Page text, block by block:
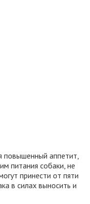
повышенный аппетит,
питания собаки, не
принести от пяти
в силах выносить и